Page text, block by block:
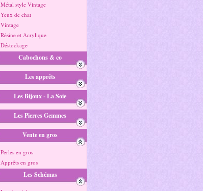
Métal style Vintage
Yeux de chat
Vintage
Résine et Acrylique
Déstockage
Cabochons & co
Les apprêts
Les Bijoux - La Soie
Les Pierres Gemmes
Vente en gros
Perles en gros
Apprêts en gros
Les Schémas